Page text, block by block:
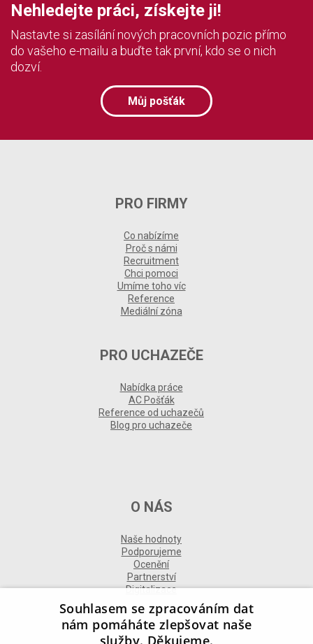
Nehledejte práci, získejte ji!
Nastavte si zasílání nových pracovních pozic přímo
do vašeho e-mailu a buďte tak první, kdo se o nich
dozví.
Můj pošťák
PRO FIRMY
Co nabízíme
Proč s námi
Recruitment
Chci pomoci
Umíme toho víc
Reference
Mediální zóna
PRO UCHAZEČE
Nabídka práce
AC Pošťák
Reference od uchazečů
Blog pro uchazeče
O NÁS
Naše hodnoty
Podporujeme
Ocenění
Partnerství
Digitalizace
Souhlasem se zpracováním dat
nám pomáháte zlepšovat naše
služby. Děkujeme.